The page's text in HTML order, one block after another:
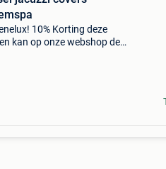
10% Korting deze
kan op onze webshop de